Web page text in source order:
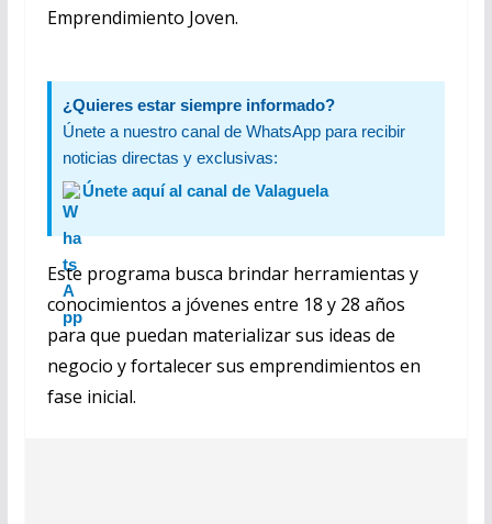
Emprendimiento Joven.
¿Quieres estar siempre informado?
Únete a nuestro canal de WhatsApp para recibir
noticias directas y exclusivas:
Únete aquí al canal de Valaguela
Este programa busca brindar herramientas y
conocimientos a jóvenes entre 18 y 28 años
para que puedan materializar sus ideas de
negocio y fortalecer sus emprendimientos en
fase inicial.